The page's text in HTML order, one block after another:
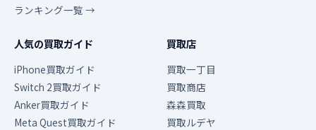
ランキング一覧 →
人気の買取ガイド
iPhone買取ガイド
Switch 2買取ガイド
Anker買取ガイド
Meta Quest買取ガイド
買取店
買取一丁目
買取商店
森森買取
買取ルデヤ